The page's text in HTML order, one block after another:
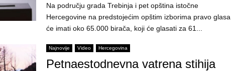
Na području grada Trebinja i pet opština istočne
Hercegovine na predstojećim opštim izborima pravo glasa
će imati oko 65.000 birača, koji će glasati za 61...
Najnovije Video Hercegovina
Petnaestodnevna vatrena stihija